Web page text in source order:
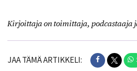
Kirjoittaja on toimittaja, podcastaaja
JAA TÄMÄ ARTIKKELI: